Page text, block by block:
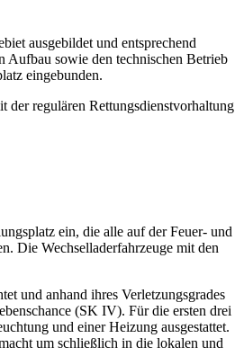
ausgebildet und entsprechend
Aufbau sowie den technischen Betrieb
eingebunden.
der regulären Rettungsdienstvorhaltung
ein, die alle auf der Feuer- und
Die Wechselladerfahrzeuge mit den
und anhand ihres Verletzungsgrades
(SK IV). Für die ersten drei
und einer Heizung ausgestattet.
um schließlich in die lokalen und